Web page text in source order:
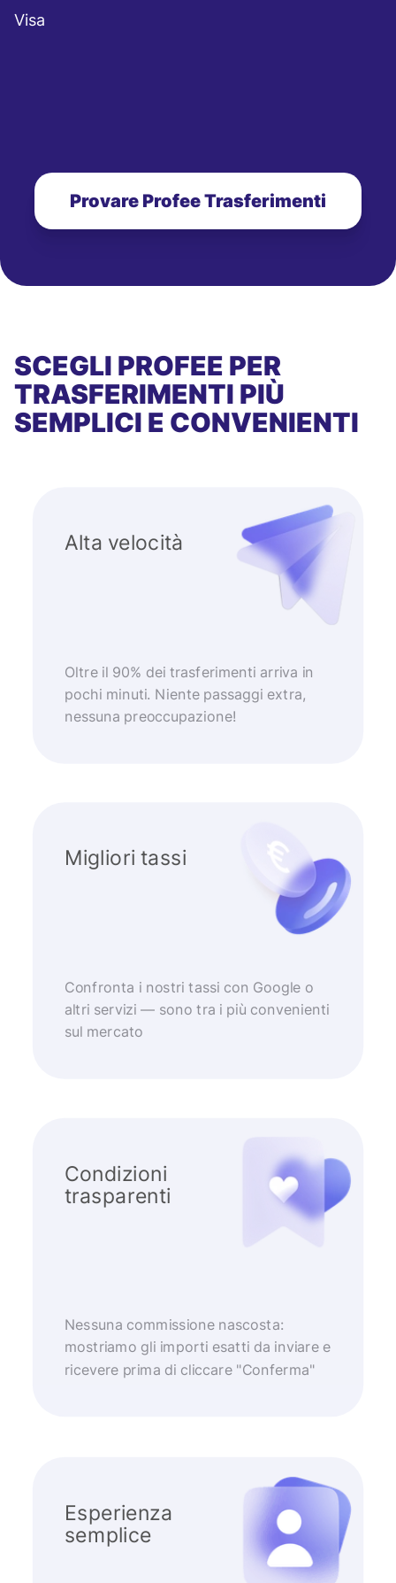
Visa
Provare Profee Trasferimenti
SCEGLI PROFEE PER
TRASFERIMENTI PIÙ
SEMPLICI E CONVENIENTI
Alta velocità
Oltre il 90% dei trasferimenti arriva in
pochi minuti. Niente passaggi extra,
nessuna preoccupazione!
Migliori tassi
Confronta i nostri tassi con Google o
altri servizi — sono tra i più convenienti
sul mercato
Condizioni
trasparenti
Nessuna commissione nascosta:
mostriamo gli importi esatti da inviare e
ricevere prima di cliccare "Conferma"
Esperienza
semplice